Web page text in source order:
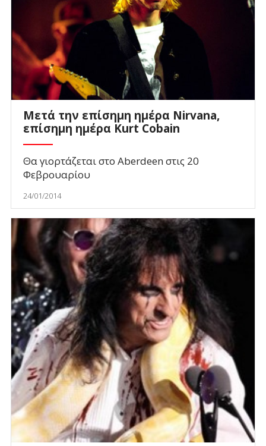
Μετά την επίσημη ημέρα Nirvana,
επίσημη ημέρα Κurt Cobain
Θα γιορτάζεται στο Aberdeen στις 20
Φεβρουαρίου
24/01/2014